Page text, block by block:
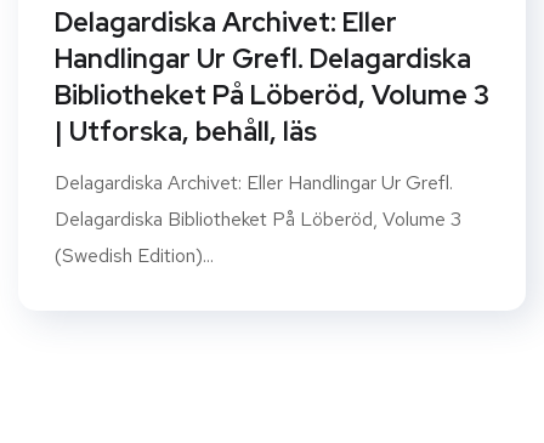
Delagardiska Archivet: Eller
Handlingar Ur Grefl. Delagardiska
Bibliotheket På Löberöd, Volume 3
| Utforska, behåll, läs
Delagardiska Archivet: Eller Handlingar Ur Grefl.
Delagardiska Bibliotheket På Löberöd, Volume 3
(Swedish Edition)...